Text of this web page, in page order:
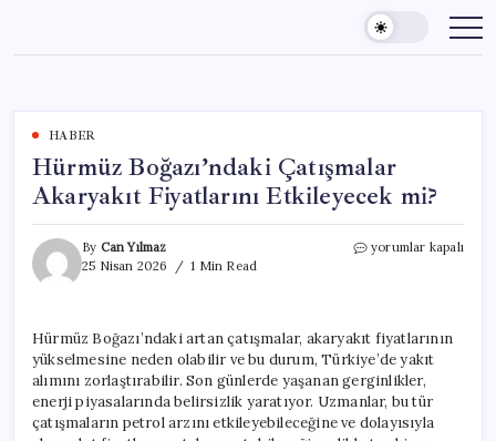
content
HABER
Hürmüz Boğazı’ndaki Çatışmalar
Akaryakıt Fiyatlarını Etkileyecek mi?
By Can Yılmaz
25 Nisan 2026
1 Min Read
Hürmüz
Etkileyecek
mi?
için
yorumlar kapalı
Hürmüz Boğazı’ndaki artan çatışmalar, akaryakıt fiyatlarının
yükselmesine neden olabilir ve bu durum, Türkiye’de yakıt
alımını zorlaştırabilir. Son günlerde yaşanan gerginlikler,
enerji piyasalarında belirsizlik yaratıyor. Uzmanlar, bu tür
çatışmaların petrol arzını etkileyebileceğine ve dolayısıyla